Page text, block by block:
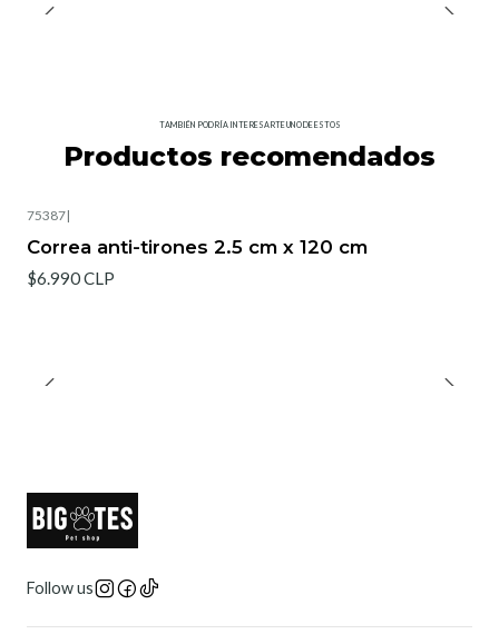
TAMBIÉN PODRÍA INTERESARTE UNO DE ESTOS
Productos recomendados
75387|
Correa anti-tirones 2.5 cm x 120 cm
$6.990 CLP
Follow us